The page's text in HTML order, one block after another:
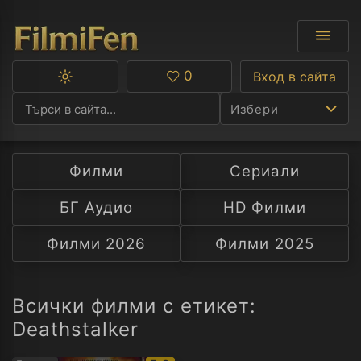
Избери
Ф
С
А
Превключване
тъмна
тема
Любими
0 Вход в сайта
Филми
Сериали
БГ Аудио
HD Филми
Филми 2026
Филми 2025
Всички филми с етикет:
Deathstalker